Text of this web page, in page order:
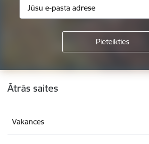
Kājene
Ātrās saites
Vakances